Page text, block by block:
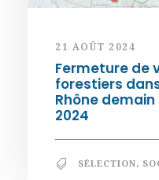
21 AOÛT 2024
Fermeture de
forestiers
Rhône
2024
SÉLECTION,